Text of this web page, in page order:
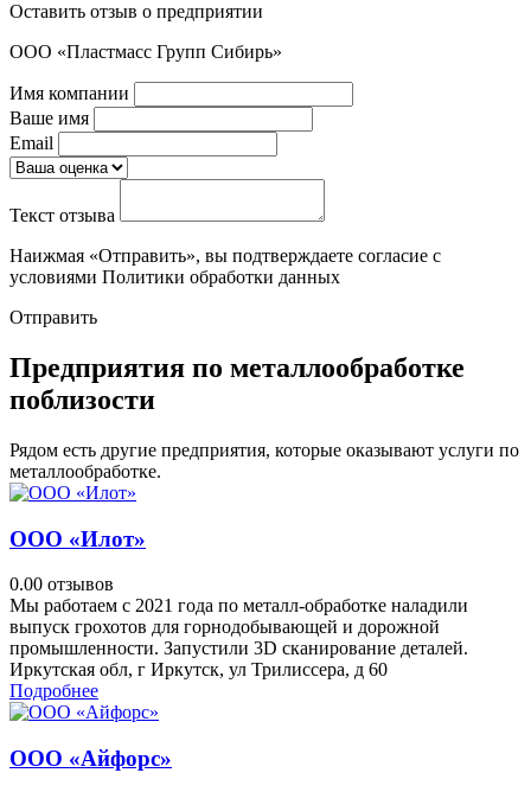
Оставить отзыв о предприятии
ООО «Пластмасс Групп Сибирь»
Имя компании
Ваше имя
Email
Текст отзыва
Наижмая «Отправить», вы подтверждаете согласие с
условиями Политики обработки данных
Отправить
Предприятия по металлообработке
поблизости
Рядом есть другие предприятия, которые оказывают услуги по
металлообработке.
ООО «Илот»
0.00 отзывов
Мы работаем с 2021 года по металл-обработке наладили
выпуск грохотов для горнодобывающей и дорожной
промышленности. Запустили 3D сканирование деталей.
Иркутская обл, г Иркутск, ул Трилиссера, д 60
Подробнее
ООО «Айфорс»